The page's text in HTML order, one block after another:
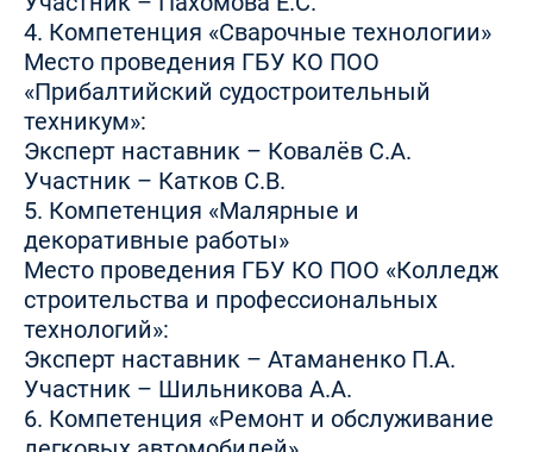
4. Компетенция «Сварочные технологии»
Место проведения ГБУ КО ПОО
«Прибалтийский судостроительный
техникум»:
Эксперт наставник – Ковалёв С.А.
Участник – Катков С.В.
5. Компетенция «Малярные и
декоративные работы»
Место проведения ГБУ КО ПОО «Колледж
строительства и профессиональных
технологий»:
Эксперт наставник – Атаманенко П.А.
Участник – Шильникова А.А.
6. Компетенция «Ремонт и обслуживание